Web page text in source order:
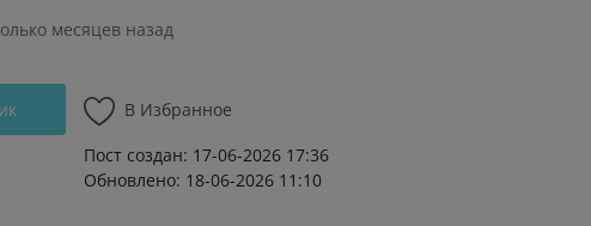
месяцев назад
В Избранное
Пост создан: 17-06-2026 17:36
Обновлено: 18-06-2026 11:10